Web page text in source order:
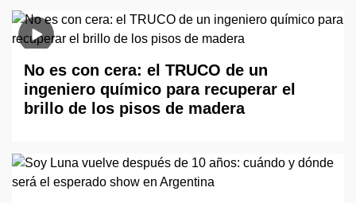
No es con cera: el TRUCO de un
ingeniero químico para recuperar el
brillo de los pisos de madera